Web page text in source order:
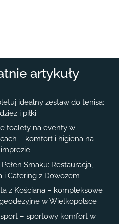
artykuły
idealny zestaw do tenisa:
i piłki
toalety na eventy w
– komfort i higiena na
Smaku: Restauracja,
i Catering z Dowozem
z Kościana – kompleksowe
geodezyjne w Wielkopolsce
– sportowy komfort w